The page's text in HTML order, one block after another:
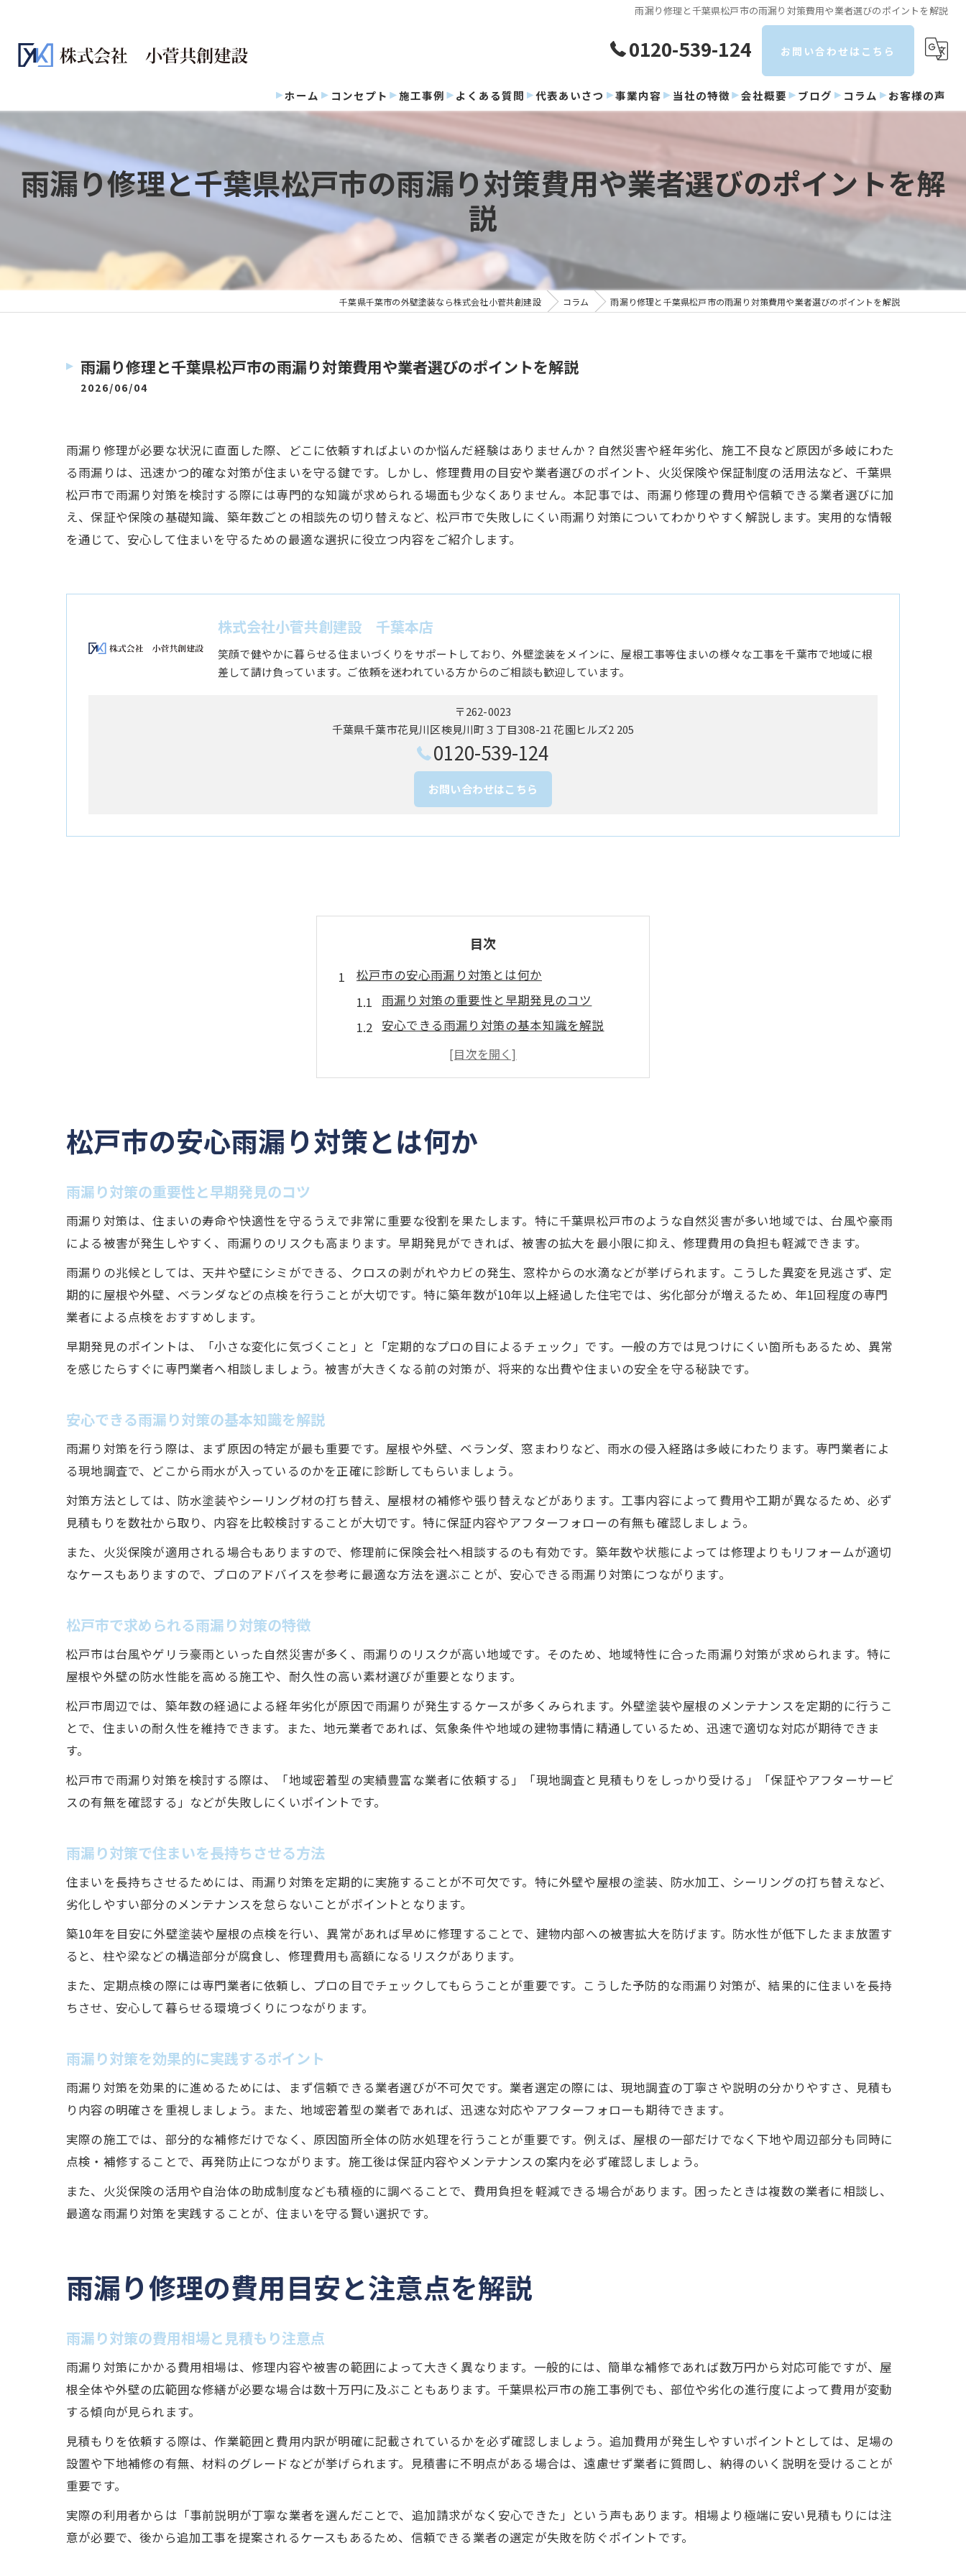
雨漏り修理と千葉県松戸市の雨漏り対策費用や業者選びのポイントを解説
0120-539-124 お問い合わせはこちら
ホーム コンセプト 施工事例 よくある質問 代表あいさつ 事業内容 当社の特徴
塗り替え
会社概要 ブログ コラム お客様の声
雨漏り修理と千葉県松戸市の雨漏り対策費用や業者選びのポイントを解
説
千葉県千葉市の外壁塗装なら株式会社小菅共創建設 コラム 雨漏り修理と千葉県松戸市の雨漏り対策費用や業者選びのポイントを解説
雨漏り修理と千葉県松戸市の雨漏り対策費用や業者選びのポイントを解説
2026/06/04
雨漏り修理が必要な状況に直面した際、どこに依頼すればよいのか悩んだ経験はありませんか？自然災害や経年劣化、施工不良など原因が多岐にわた
る雨漏りは、迅速かつ的確な対策が住まいを守る鍵です。しかし、修理費用の目安や業者選びのポイント、火災保険や保証制度の活用法など、千葉県
松戸市で雨漏り対策を検討する際には専門的な知識が求められる場面も少なくありません。本記事では、雨漏り修理の費用や信頼できる業者選びに加
え、保証や保険の基礎知識、築年数ごとの相談先の切り替えなど、松戸市で失敗しにくい雨漏り対策についてわかりやすく解説します。実用的な情報
を通じて、安心して住まいを守るための最適な選択に役立つ内容をご紹介します。
株式会社小菅共創建設 千葉本店
笑顔で健やかに暮らせる住まいづくりをサポートしており、外壁塗装をメインに、屋根工事等住まいの様々な工事を千葉市で地域に根
差して請け負っています。ご依頼を迷われている方からのご相談も歓迎しています。
〒262-0023
千葉県千葉市花見川区検見川町３丁目308-21 花園ヒルズ2 205
0120-539-124
お問い合わせはこちら
目次
松戸市の安心雨漏り対策とは何か
雨漏り対策の重要性と早期発見のコツ
安心できる雨漏り対策の基本知識を解説
松戸市で求められる雨漏り対策の特徴
雨漏り対策で住まいを長持ちさせる方法
雨漏り修理の費用目安と注意点を解説
雨漏り対策の費用相場と見積もり注意点
費用を抑える雨漏り対策の選び方ガイド
雨漏り対策費用と工事内容の関係を解説
火災保険が適用できるケースを紹介
雨漏り対策で火災保険が使える条件とは
雨漏り対策を保険で賢く進める方法
火災保険の適用範囲と雨漏り対策の違い
築年数ごとに変わる雨漏り対策の相談先
雨漏り対策を築年数別に選ぶ理由とは
築浅住宅の雨漏り対策と相談ポイント
築古住宅に適した雨漏り対策の進め方
雨漏り対策の相談先を判断する基準
信頼できる雨漏り対策の進め方ガイド
見積もり比較で信頼度を高める方法
雨漏り対策のアフターサポート重要性
資格や実績で選ぶ雨漏り対策のポイント
見積もり比較で賢く進める修理対策
見積もりから読み取る雨漏り対策の質
松戸市の安心雨漏り対策とは何か
雨漏り対策の重要性と早期発見のコツ
雨漏り対策は、住まいの寿命や快適性を守るうえで非常に重要な役割を果たします。特に千葉県松戸市のような自然災害が多い地域では、台風や豪雨
による被害が発生しやすく、雨漏りのリスクも高まります。早期発見ができれば、被害の拡大を最小限に抑え、修理費用の負担も軽減できます。
雨漏りの兆候としては、天井や壁にシミができる、クロスの剥がれやカビの発生、窓枠からの水滴などが挙げられます。こうした異変を見逃さず、定
期的に屋根や外壁、ベランダなどの点検を行うことが大切です。特に築年数が10年以上経過した住宅では、劣化部分が増えるため、年1回程度の専門
業者による点検をおすすめします。
早期発見のポイントは、「小さな変化に気づくこと」と「定期的なプロの目によるチェック」です。一般の方では見つけにくい箇所もあるため、異常
を感じたらすぐに専門業者へ相談しましょう。被害が大きくなる前の対策が、将来的な出費や住まいの安全を守る秘訣です。
安心できる雨漏り対策の基本知識を解説
雨漏り対策を行う際は、まず原因の特定が最も重要です。屋根や外壁、ベランダ、窓まわりなど、雨水の侵入経路は多岐にわたります。専門業者によ
る現地調査で、どこから雨水が入っているのかを正確に診断してもらいましょう。
対策方法としては、防水塗装やシーリング材の打ち替え、屋根材の補修や張り替えなどがあります。工事内容によって費用や工期が異なるため、必ず
見積もりを数社から取り、内容を比較検討することが大切です。特に保証内容やアフターフォローの有無も確認しましょう。
また、火災保険が適用される場合もありますので、修理前に保険会社へ相談するのも有効です。築年数や状態によっては修理よりもリフォームが適切
なケースもありますので、プロのアドバイスを参考に最適な方法を選ぶことが、安心できる雨漏り対策につながります。
松戸市で求められる雨漏り対策の特徴
松戸市は台風やゲリラ豪雨といった自然災害が多く、雨漏りのリスクが高い地域です。そのため、地域特性に合った雨漏り対策が求められます。特に
屋根や外壁の防水性能を高める施工や、耐久性の高い素材選びが重要となります。
松戸市周辺では、築年数の経過による経年劣化が原因で雨漏りが発生するケースが多くみられます。外壁塗装や屋根のメンテナンスを定期的に行うこ
とで、住まいの耐久性を維持できます。また、地元業者であれば、気象条件や地域の建物事情に精通しているため、迅速で適切な対応が期待できま
す。
松戸市で雨漏り対策を検討する際は、「地域密着型の実績豊富な業者に依頼する」「現地調査と見積もりをしっかり受ける」「保証やアフターサービ
スの有無を確認する」などが失敗しにくいポイントです。
雨漏り対策で住まいを長持ちさせる方法
住まいを長持ちさせるためには、雨漏り対策を定期的に実施することが不可欠です。特に外壁や屋根の塗装、防水加工、シーリングの打ち替えなど、
劣化しやすい部分のメンテナンスを怠らないことがポイントとなります。
築10年を目安に外壁塗装や屋根の点検を行い、異常があれば早めに修理することで、建物内部への被害拡大を防げます。防水性が低下したまま放置す
ると、柱や梁などの構造部分が腐食し、修理費用も高額になるリスクがあります。
また、定期点検の際には専門業者に依頼し、プロの目でチェックしてもらうことが重要です。こうした予防的な雨漏り対策が、結果的に住まいを長持
ちさせ、安心して暮らせる環境づくりにつながります。
雨漏り対策を効果的に実践するポイント
雨漏り対策を効果的に進めるためには、まず信頼できる業者選びが不可欠です。業者選定の際には、現地調査の丁寧さや説明の分かりやすさ、見積も
り内容の明確さを重視しましょう。また、地域密着型の業者であれば、迅速な対応やアフターフォローも期待できます。
実際の施工では、部分的な補修だけでなく、原因箇所全体の防水処理を行うことが重要です。例えば、屋根の一部だけでなく下地や周辺部分も同時に
点検・補修することで、再発防止につながります。施工後は保証内容やメンテナンスの案内を必ず確認しましょう。
また、火災保険の活用や自治体の助成制度なども積極的に調べることで、費用負担を軽減できる場合があります。困ったときは複数の業者に相談し、
最適な雨漏り対策を実践することが、住まいを守る賢い選択です。
雨漏り修理の費用目安と注意点を解説
雨漏り対策の費用相場と見積もり注意点
雨漏り対策にかかる費用相場は、修理内容や被害の範囲によって大きく異なります。一般的には、簡単な補修であれば数万円から対応可能ですが、屋
根全体や外壁の広範囲な修繕が必要な場合は数十万円に及ぶこともあります。千葉県松戸市の施工事例でも、部位や劣化の進行度によって費用が変動
する傾向が見られます。
見積もりを依頼する際は、作業範囲と費用内訳が明確に記載されているかを必ず確認しましょう。追加費用が発生しやすいポイントとしては、足場の
設置や下地補修の有無、材料のグレードなどが挙げられます。見積書に不明点がある場合は、遠慮せず業者に質問し、納得のいく説明を受けることが
重要です。
実際の利用者からは「事前説明が丁寧な業者を選んだことで、追加請求がなく安心できた」という声もあります。相場より極端に安い見積もりには注
意が必要で、後から追加工事を提案されるケースもあるため、信頼できる業者の選定が失敗を防ぐポイントです。